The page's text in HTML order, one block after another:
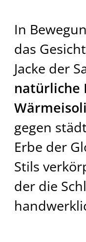
In
das
Jacke der
natürliche
gegen
Erbe der
Stils
der die